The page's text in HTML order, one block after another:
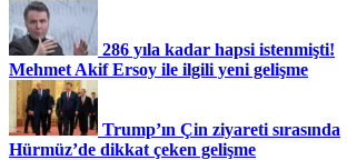
286 yıla kadar hapsi istenmişti!
Mehmet Akif Ersoy ile ilgili yeni gelişme
Trump’ın Çin ziyareti sırasında
Hürmüz’de dikkat çeken gelişme